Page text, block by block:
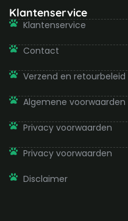
o g
Klantenservice
Klantenservice
Contact
Verzend en retourbeleid
Algemene voorwaarden
Privacy voorwaarden
Privacy voorwaarden
Disclaimer